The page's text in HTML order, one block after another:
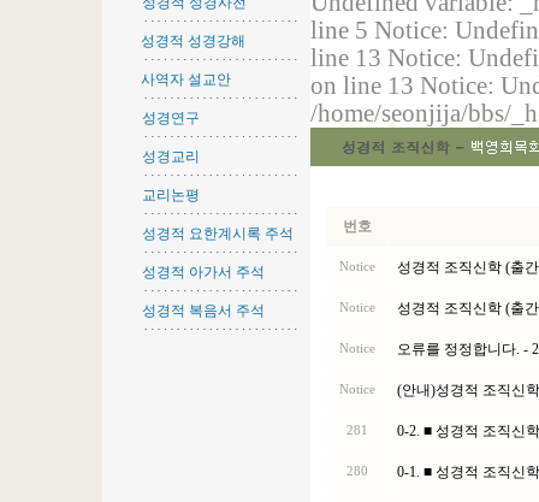
성경적 성경강해
사역자 설교안
성경연구
성경교리
교리논평
성경적 요한계시록 주석
성경적 아가서 주석
성경적 복음서 주석